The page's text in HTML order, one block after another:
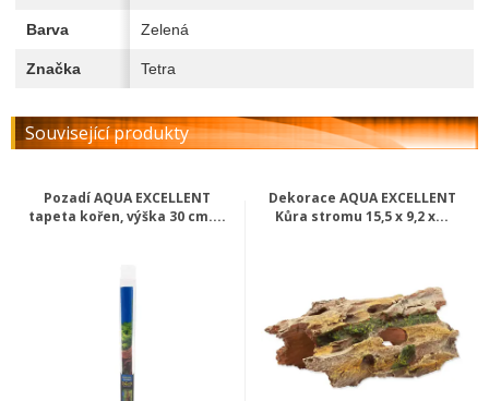
Barva Zelená
Značka Tetra
Související produkty
Pozadí AQUA EXCELLENT
tapeta kořen, výška 30 cm....
Dekorace AQUA EXCELLENT
Kůra stromu 15,5 x 9,2 x...